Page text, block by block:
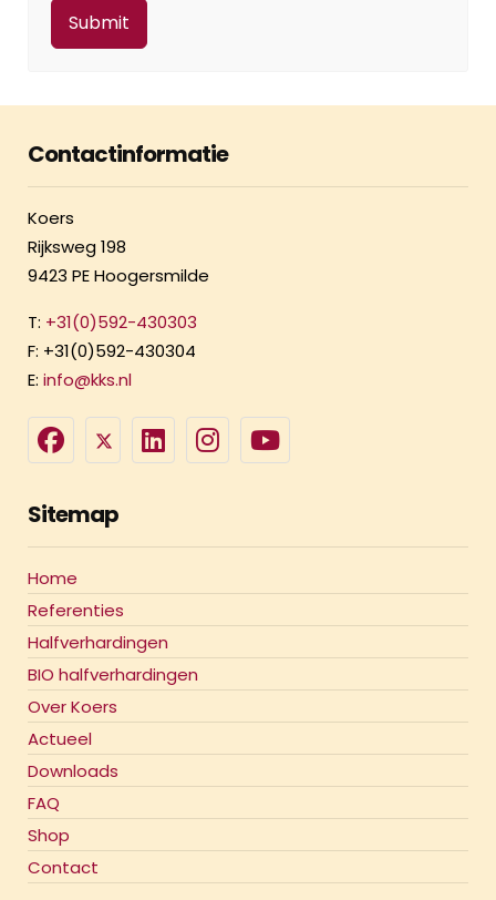
Contactinformatie
Koers
Rijksweg 198
9423 PE Hoogersmilde
T: +31(0)592-430303
F: +31(0)592-430304
E: info@kks.nl
Sitemap
Home
Referenties
Halfverhardingen
BIO halfverhardingen
Over Koers
Actueel
Downloads
FAQ
Shop
Contact